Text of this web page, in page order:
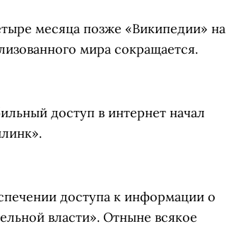
месяца позже «Википедии» на
мира сокращается.
доступ в интернет начал
доступа к информации о
власти». Отныне всякое